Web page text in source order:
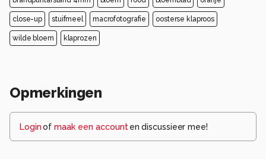
close-up stuifmeel macrofotografie oosterse klaproos
wilde bloem klaprozen
Opmerkingen
Loginof maak een account en discussieer mee!